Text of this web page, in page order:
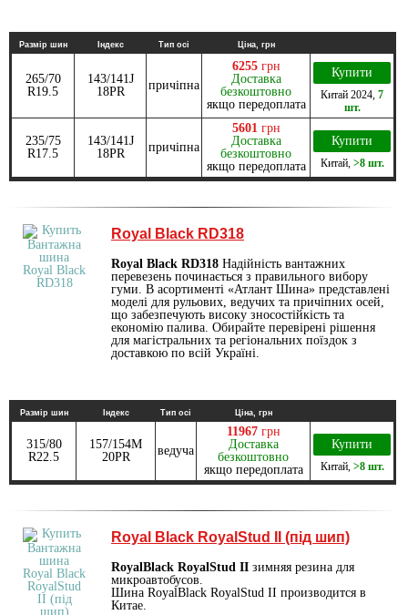
Размір шин Індекс Тип осі Ціна, грн
265/70
R19.5
143/141J
18PR
причіпна
6255 грн
Доставка
безкоштовно
якщо передоплата
Купити
Китай 2024 7
шт.
235/75
R17.5
143/141J
18PR
причіпна
5601 грн
Доставка
безкоштовно
якщо передоплата
Купити
Китай, >8 шт.
Royal Black RD318
Royal Black RD318 Надійність вантажних
перевезень починається з правильного вибору
гуми. В асортименті «Атлант Шина» представлені
моделі для рульових, ведучих та причіпних осей,
що забезпечують високу зносостійкість та
економію палива. Обирайте перевірені рішення
для магістральних та регіональних поїздок з
доставкою по всій Україні.
Размір шин Індекс Тип осі Ціна, грн
315/80
R22.5
157/154M
20PR
ведуча
11967 грн
Доставка
безкоштовно
якщо передоплата
Купити
Китай, >8 шт.
Royal Black RoyalStud II (під шип)
RoyalBlack RoyalStud II зимняя резина для
микроавтобусов.
Шина RoyalBlack RoyalStud II производится в
Китае.